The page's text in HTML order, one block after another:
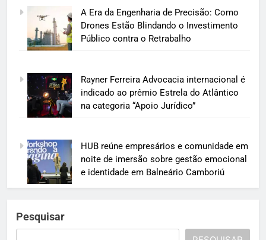
A Era da Engenharia de Precisão: Como
Drones Estão Blindando o Investimento
Público contra o Retrabalho
Rayner Ferreira Advocacia internacional é
indicado ao prêmio Estrela do Atlântico
na categoria “Apoio Jurídico”
HUB reúne empresários e comunidade em
noite de imersão sobre gestão emocional
e identidade em Balneário Camboriú
Pesquisar